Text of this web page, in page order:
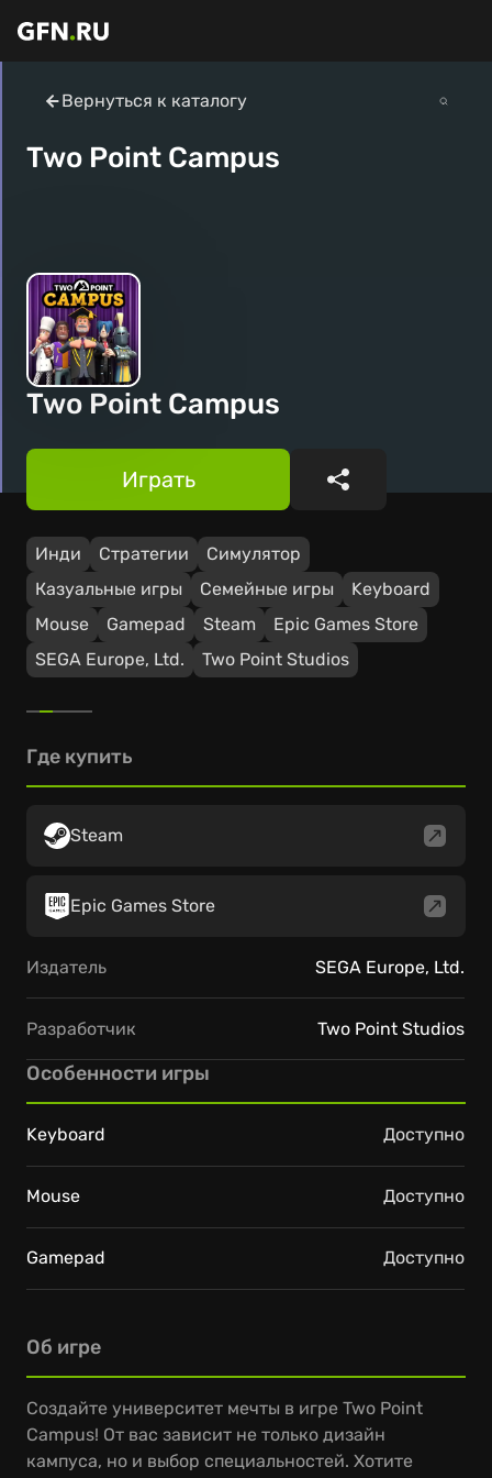
Вернуться к каталогу
Two Point Campus
Two Point Campus
Инди Стратегии
Симулятор
Казуальные игры
Семейные игры
Keyboard
Mouse
Gamepad Steam
Epic Games Store
SEGA Europe, Ltd.
Two Point Studios
Играть Поделиться
Об игре
Создайте университет мечты в игре Two Point
Campus! От вас зависит не только дизайн
кампуса, но и выбор специальностей. Хотите
Где купить
Steam
Epic Games Store
Издатель SEGA Europe, Ltd.
Разработчик Two Point Studios
Особенности игры
Keyboard Доступно
Mouse Доступно
Gamepad Доступно